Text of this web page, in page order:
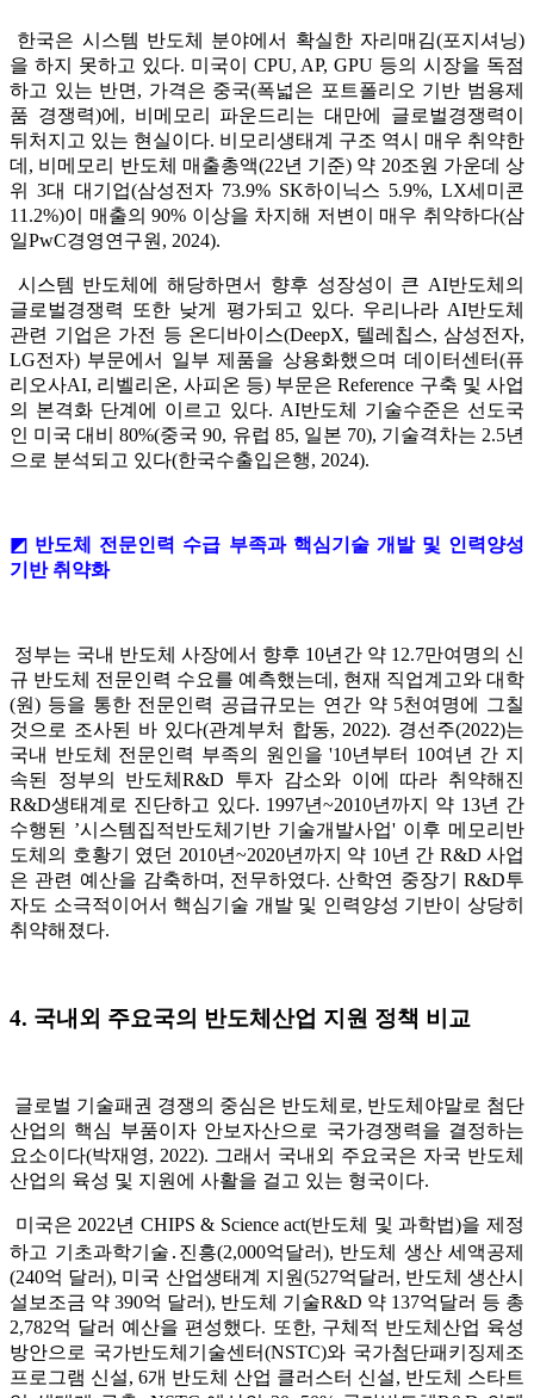
한국은 시스템 반도체 분야에서 확실한 자리매김(포지셔닝)
을 하지 못하고 있다. 미국이 CPU, AP, GPU 등의 시장을 독점
하고 있는 반면, 가격은 중국(폭넓은 포트폴리오 기반 범용제
품 경쟁력)에, 비메모리 파운드리는 대만에 글로벌경쟁력이
뒤처지고 있는 현실이다. 비모리생태계 구조 역시 매우 취약한
데, 비메모리 반도체 매출총액(22년 기준) 약 20조원 가운데 상
위 3대 대기업(삼성전자 73.9% SK하이닉스 5.9%, LX세미콘
11.2%)이 매출의 90% 이상을 차지해 저변이 매우 취약하다(삼
일PwC경영연구원, 2024).
시스템 반도체에 해당하면서 향후 성장성이 큰 AI반도체의
글로벌경쟁력 또한 낮게 평가되고 있다. 우리나라 AI반도체
관련 기업은 가전 등 온디바이스(DeepX, 텔레칩스, 삼성전자,
LG전자) 부문에서 일부 제품을 상용화했으며 데이터센터(퓨
리오사AI, 리벨리온, 사피온 등) 부문은 Reference 구축 및 사업
의 본격화 단계에 이르고 있다. AI반도체 기술수준은 선도국
인 미국 대비 80%(중국 90, 유럽 85, 일본 70), 기술격차는 2.5년
으로 분석되고 있다(한국수출입은행, 2024).
◩ 반도체 전문인력 수급 부족과 핵심기술 개발 및 인력양성
기반 취약화
정부는 국내 반도체 사장에서 향후 10년간 약 12.7만여명의 신
규 반도체 전문인력 수요를 예측했는데, 현재 직업계고와 대학
(원) 등을 통한 전문인력 공급규모는 연간 약 5천여명에 그칠
것으로 조사된 바 있다(관계부처 합동, 2022). 경선주(2022)는
국내 반도체 전문인력 부족의 원인을 '10년부터 10여년 간 지
속된 정부의 반도체R&D 투자 감소와 이에 따라 취약해진
R&D생태계로 진단하고 있다. 1997년~2010년까지 약 13년 간
수행된 ’시스템집적반도체기반 기술개발사업' 이후 메모리반
도체의 호황기 였던 2010년~2020년까지 약 10년 간 R&D 사업
은 관련 예산을 감축하며, 전무하였다. 산학연 중장기 R&D투
자도 소극적이어서 핵심기술 개발 및 인력양성 기반이 상당히
취약해졌다.
4. 국내외 주요국의 반도체산업 지원 정책 비교
글로벌 기술패권 경쟁의 중심은 반도체로, 반도체야말로 첨단
산업의 핵심 부품이자 안보자산으로 국가경쟁력을 결정하는
요소이다(박재영, 2022). 그래서 국내외 주요국은 자국 반도체
산업의 육성 및 지원에 사활을 걸고 있는 형국이다.
미국은 2022년 CHIPS & Science act(반도체 및 과학법)을 제정
하고 기초과학기술․진흥(2,000억달러), 반도체 생산 세액공제
(240억 달러), 미국 산업생태계 지원(527억달러, 반도체 생산시
설보조금 약 390억 달러), 반도체 기술R&D 약 137억달러 등 총
2,782억 달러 예산을 편성했다. 또한, 구체적 반도체산업 육성
방안으로 국가반도체기술센터(NSTC)와 국가첨단패키징제조
프로그램 신설, 6개 반도체 산업 클러스터 신설, 반도체 스타트